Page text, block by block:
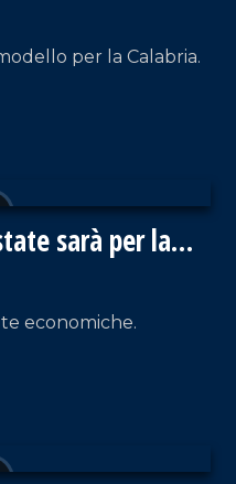
per la Calabria.
sarà per la
economiche.